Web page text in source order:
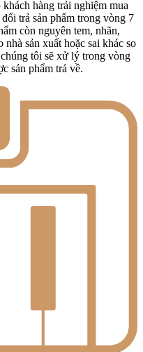
hàng trải nghiệm mua
trả sản phẩm trong vòng 7
còn nguyên tem, nhãn,
sản xuất hoặc sai khác so
tôi sẽ xử lý trong vòng
sản phẩm trả về.